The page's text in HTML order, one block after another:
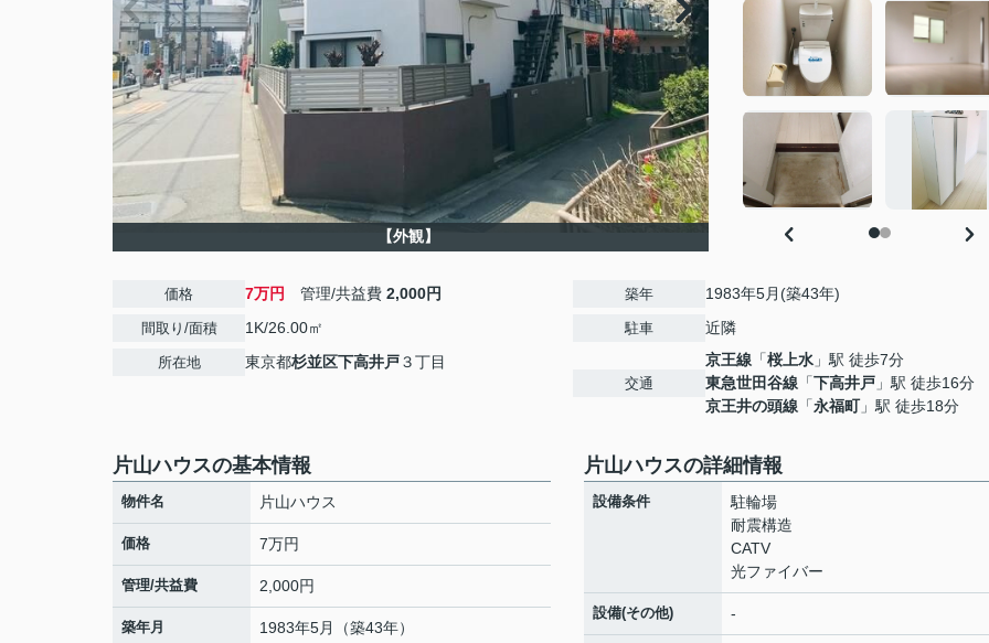
【外観】
価格 7万円 管理/共益費 2,000円
間取り/面積 1K/26.00㎡
所在地 東京都杉並区下高井戸３丁目
築年 1983年5月(築43年)
駐車 近隣
交通
京王線 「桜上水 」駅 徒歩7分
東急世田谷線 「下高井戸 」駅 徒歩16分
京王井の頭線 「永福町」駅 徒歩18分
片山ハウスの基本情報
物件名 片山ハウス
価格 7万円
管理/共益費 2,000円
築年月 1983年5月（築43年）
片山ハウスの詳細情報
設備条件
駐輪場
耐震構造
CATV
光ファイバー
設備(その他) -